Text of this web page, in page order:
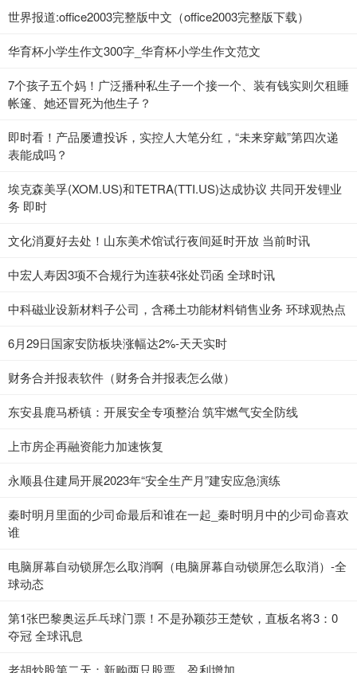
世界报道:office2003完整版中文（office2003完整版下载）
华育杯小学生作文300字_华育杯小学生作文范文
7个孩子五个妈！广泛播种私生子一个接一个、装有钱实则欠租睡
帐篷、她还冒死为他生子？
即时看！产品屡遭投诉，实控人大笔分红，“未来穿戴”第四次递
表能成吗？
埃克森美孚(XOM.US)和TETRA(TTI.US)达成协议 共同开发锂业
务 即时
文化消夏好去处！山东美术馆试行夜间延时开放 当前时讯
中宏人寿因3项不合规行为连获4张处罚函 全球时讯
中科磁业设新材料子公司，含稀土功能材料销售业务 环球观热点
6月29日国家安防板块涨幅达2%-天天实时
财务合并报表软件（财务合并报表怎么做）
东安县鹿马桥镇：开展安全专项整治 筑牢燃气安全防线
上市房企再融资能力加速恢复
永顺县住建局开展2023年“安全生产月”建安应急演练
秦时明月里面的少司命最后和谁在一起_秦时明月中的少司命喜欢
谁
电脑屏幕自动锁屏怎么取消啊（电脑屏幕自动锁屏怎么取消）-全
球动态
第1张巴黎奥运乒乓球门票！不是孙颖莎王楚钦，直板名将3：0
夺冠 全球讯息
老胡炒股第二天：新购两只股票，盈利增加